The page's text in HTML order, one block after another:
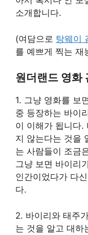
소개합니다.
(여담으로 탕웨이
를 예쁘게 찍는 재
원더랜드 영화
1. 그냥 영화를 보
중 등장하는 바이
이 이해가 됩니다.
지 않는다는 것을
는 사람들이 조금
그냥 보면 바이리
인간이었다가 다
다.
2. 바이리와 태주
는 것을 알고 대하